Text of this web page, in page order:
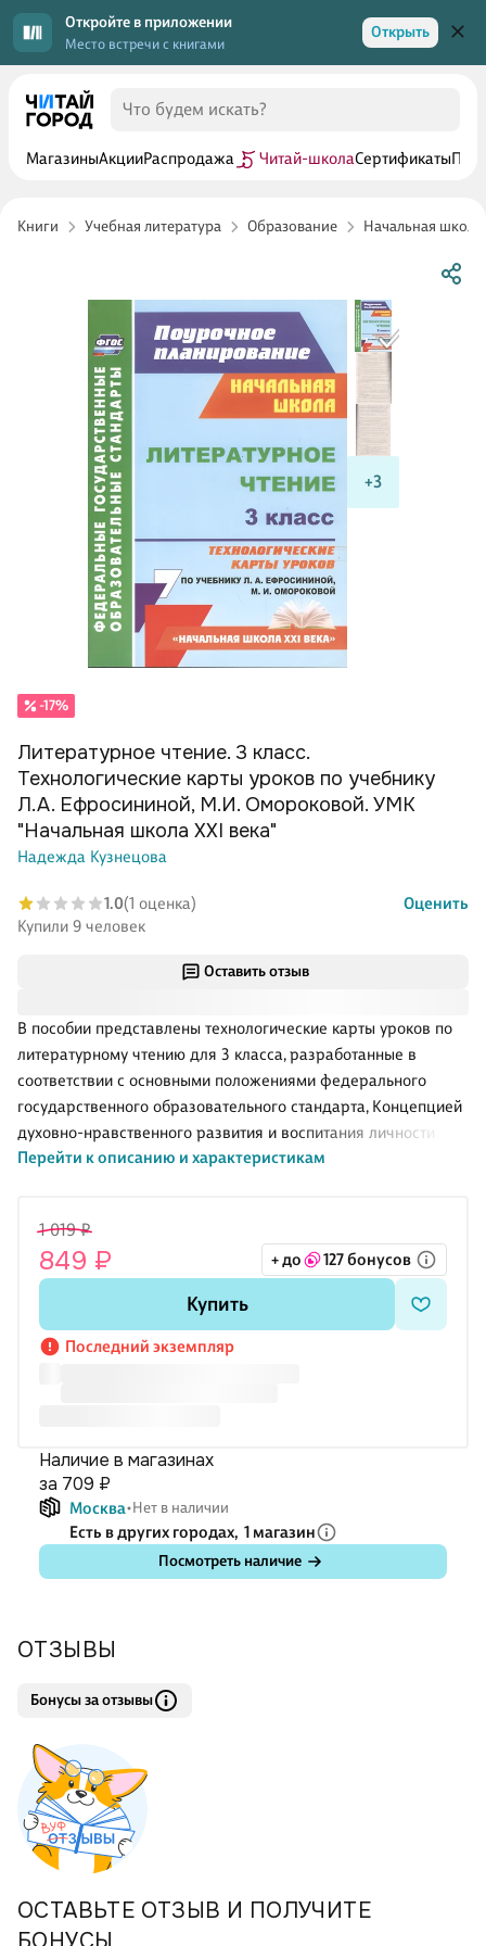
Откройте в приложении
Место встречи с книгами
Открыть
МагазиныАкцииРаспродажа Читай-школаСертификаты
Книги Учебная литература Образование Начальная школа
+3
Оставить отзыв
В пособии представлены технологические карты уроков по
литературному чтению для 3 класса, разработанные в
соответствии с основными положениями федерального
государственного образовательного стандарта, Концепцией
духовно-нравственного развития и воспитания личности
гражданина России, планируемыми результатами
на работу с учебником "Литературное чтение" Л.А.
Ефросининой, М.И. Омороковой, входящим в УМК "Начальная
школа XXI века". В рамках урока обозначены планируемые
результаты, охарактеризованы универсальные учебные
действия, сформулированы педагогические цели.
Перейти к описанию и характеристикам
-17%
Литературное чтение. 3 класс.
Технологические карты уроков по учебнику
Л.А. Ефросининой, М.И. Омороковой. УМК
"Начальная школа XXI века"
Надежда Кузнецова
1.0(1 оценка)
Оценить
Купили 9 человек
1 019 ₽
849 ₽ + до 127 бонусов
Купить
Последний экземпляр
Наличие в магазинах
за 709 ₽
Москва Нет в наличии
Есть в других городах, 1 магазин
Посмотреть наличие
ОТЗЫВЫ
Бонусы за отзывы
ОСТАВЬТЕ ОТЗЫВ И ПОЛУЧИТЕ